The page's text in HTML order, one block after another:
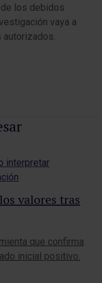
los debidos
vaya a
autorizados.
valores tras
que confirma
inicial positivo.